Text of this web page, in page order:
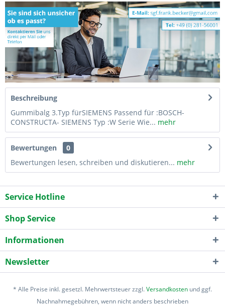
Beschreibung
Gummibalg 3.Typ fürSIEMENS Passend für :BOSCH-
CONSTRUCTA- SIEMENS Typ :W Serie Wie... mehr
Bewertungen
0
Bewertungen lesen, schreiben und diskutieren... mehr
Service Hotline
Shop Service
Informationen
Newsletter
* Alle Preise inkl. gesetzl. Mehrwertsteuer zzgl.Versandkosten und ggf.
Nachnahmegebühren, wenn nicht anders beschrieben